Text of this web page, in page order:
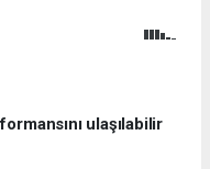
ulaşılabilir